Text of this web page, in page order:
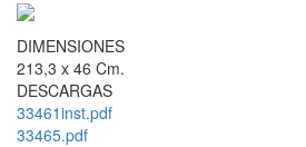
DIMENSIONES
213,3 x 46 Cm.
DESCARGAS
33461inst.pdf
33465.pdf